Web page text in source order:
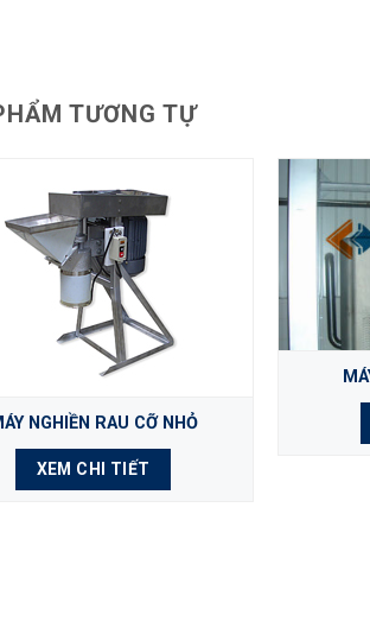
TƯƠNG TỰ
NGHIỀN RAU CỠ NHỎ
XEM CHI TIẾT